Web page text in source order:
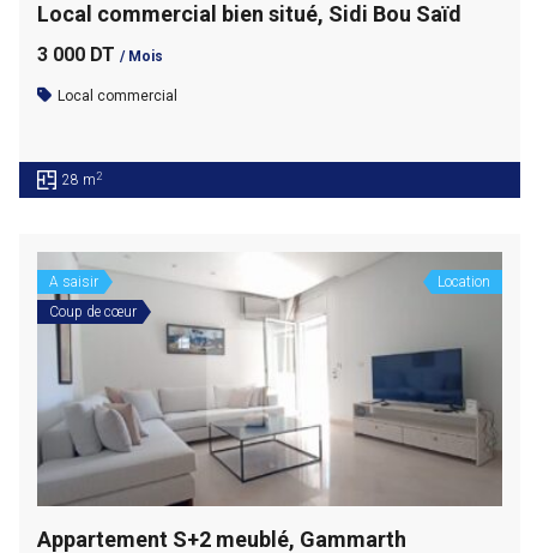
Local commercial bien situé, Sidi Bou Saïd
3 000 DT / Mois
Local commercial
28 m2
A saisir
Coup de cœur
Location
Appartement S+2 meublé, Gammarth